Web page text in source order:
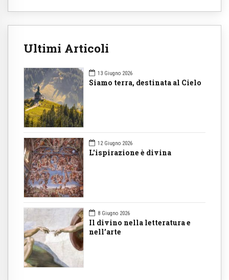
Ultimi Articoli
13 Giugno 2026
Siamo terra, destinata al Cielo
12 Giugno 2026
L'ispirazione è divina
8 Giugno 2026
Il divino nella letteratura e
nell’arte